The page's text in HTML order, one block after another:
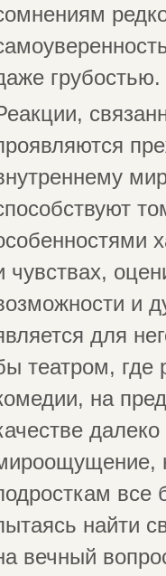
грубостью.
чувствах,
и
для
театром, где
на
все
найти
вечный